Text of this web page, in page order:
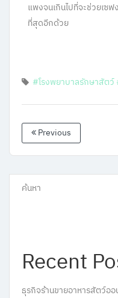
แพงจนเกินไปที่จะช่วยเซ
ที่สุดอีกด้วย
#โรงพยาบาลรักษาสัตว์
Previous
ค้นหา
Recent
ธุรกิจร้านขายอาหารสัตว์ออ